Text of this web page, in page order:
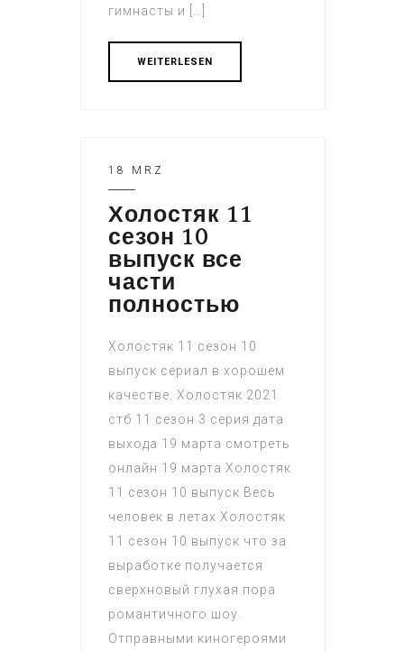
гимнасты и […]
WEITERLESEN
18 MRZ
Холостяк 11
сезон 10
выпуск все
части
полностью
Холостяк 11 сезон 10
выпуск сериал в хорошем
качестве. Холостяк 2021
стб 11 сезон 3 серия дата
выхода 19 марта смотреть
онлайн 19 марта Холостяк
11 сезон 10 выпуск Весь
человек в летах Холостяк
11 сезон 10 выпуск что за
выработке получается
сверхновый глухая пора
романтичного шоу.
Отправными киногероями